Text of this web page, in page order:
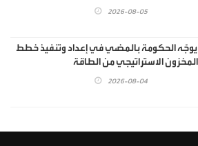
2026-08-05
الحكومة بالمضي في إعداد وتنفيذ خطط
المخزون الاستراتيجي من الطاقة
2026-08-04